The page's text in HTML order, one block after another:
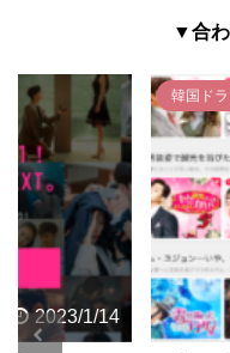
▼合
1/14
韓国ドラマ